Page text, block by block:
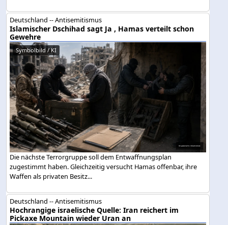
Deutschland -- Antisemitismus
Islamischer Dschihad sagt Ja , Hamas verteilt schon
Gewehre
Symbolbild / KI
Die nächste Terrorgruppe soll dem Entwaffnungsplan
zugestimmt haben. Gleichzeitig versucht Hamas offenbar, ihre
Waffen als privaten Besitz...
Deutschland -- Antisemitismus
Hochrangige israelische Quelle: Iran reichert im
Pickaxe Mountain wieder Uran an